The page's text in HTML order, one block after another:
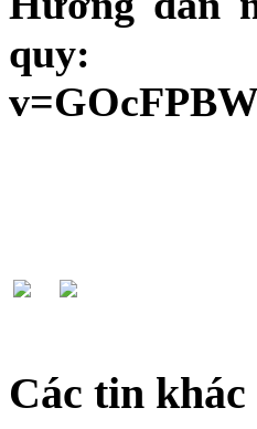
quy:
Các tin khác